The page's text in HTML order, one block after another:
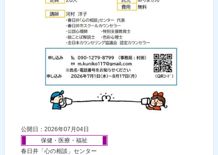
公開日：2026年07月04日
保健・医療・福祉
春日井「心の相談」センター